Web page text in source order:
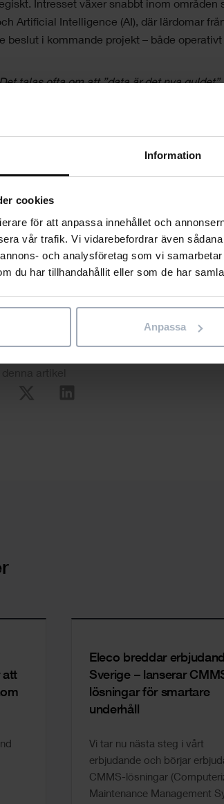
Information
cookies
för att anpassa innehållet och
vår trafik. Vi vidarebefordrar även
och analysföretag som vi
du har tillhandahållit eller som de har
Anpassa
Intresset växer snabbt inom områden
Artificial Intelligence (AI), där lärdomar
beslut i kommande projekt – både
talas ofta om att ”data är det nya
ett BI-verktyg som ger användaren
och som ger underlag för mer
med den ökande digitaliseringen av
styrning och lönsamhet.
omAsta Vision
att
Eleco breddar
Sverige – lanserar
lösningar för smartare
underhåll
Vi tar nu nästa steg i vårt
erbjudande och börjar
CMMS-lösningar
Maintenance Management